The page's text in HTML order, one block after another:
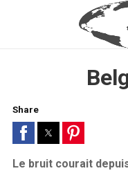
Share
Le bruit courait